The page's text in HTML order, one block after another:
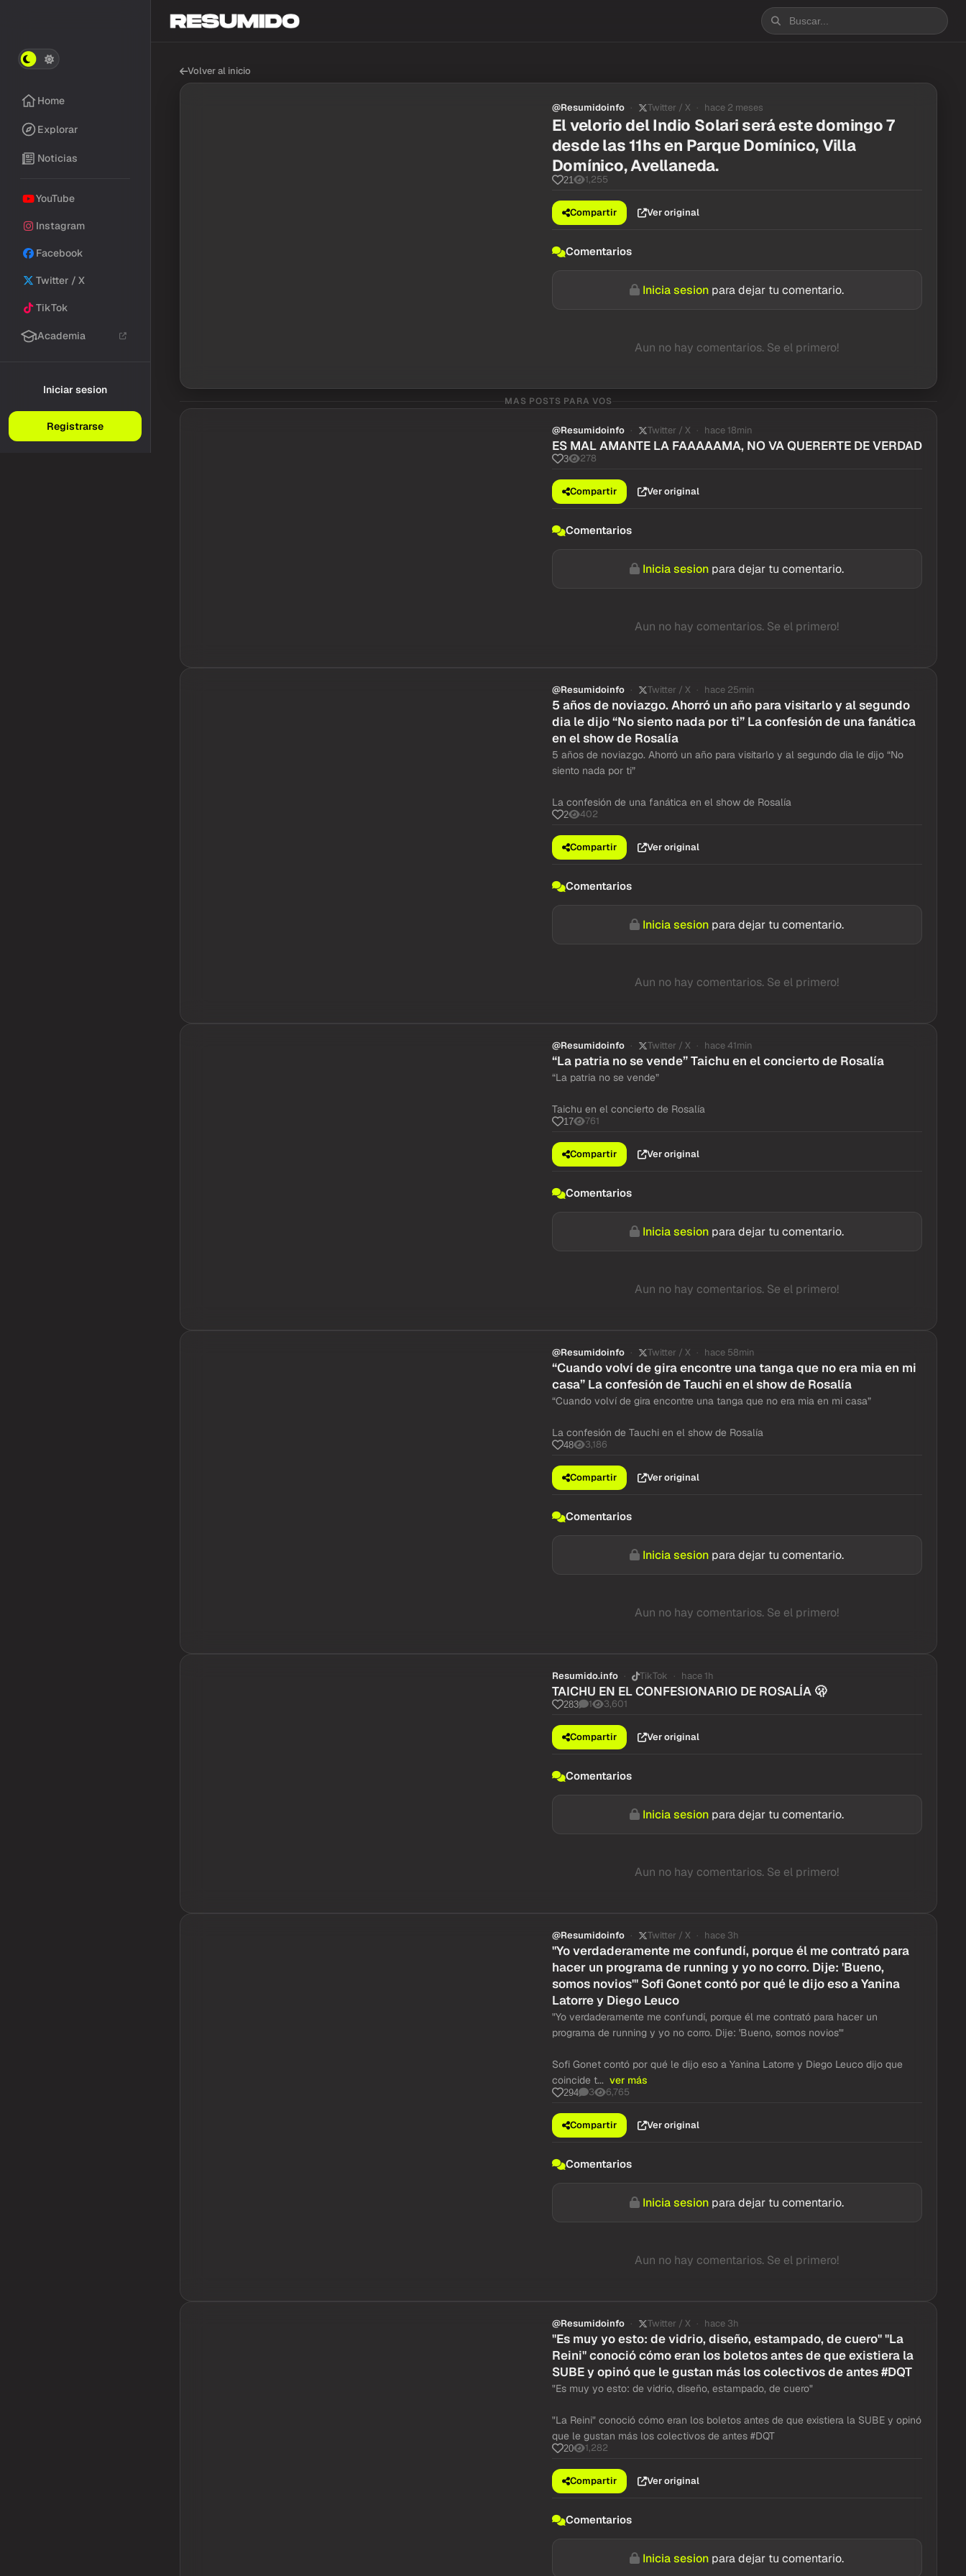
Home
Explorar
Noticias
YouTube
Instagram
Facebook
Twitter / X
TikTok
Academia
Iniciar sesion
Registrarse
Volver al inicio
@Resumidoinfo Twitter / X hace 2 meses
El velorio del Indio Solari será este domingo 7
desde las 11hs en Parque Domínico, Villa
Domínico, Avellaneda.
21 1,255
Compartir Ver original
Comentarios
Inicia sesion para dejar tu comentario.
Aun no hay comentarios. Se el primero!
MAS POSTS PARA VOS
@Resumidoinfo Twitter / X hace 18min
ES MAL AMANTE LA FAAAAAMA, NO VA QUERERTE DE VERDAD
3 278
Compartir Ver original
Comentarios
Inicia sesion para dejar tu comentario.
Aun no hay comentarios. Se el primero!
@Resumidoinfo Twitter / X hace 25min
5 años de noviazgo. Ahorró un año para visitarlo y al segundo
dia le dijo “No siento nada por ti” La confesión de una fanática
en el show de Rosalía
5 años de noviazgo. Ahorró un año para visitarlo y al segundo dia le dijo “No
siento nada por ti”
La confesión de una fanática en el show de Rosalía
2 402
Compartir Ver original
Comentarios
Inicia sesion para dejar tu comentario.
Aun no hay comentarios. Se el primero!
@Resumidoinfo Twitter / X hace 41min
“La patria no se vende” Taichu en el concierto de Rosalía
“La patria no se vende”
Taichu en el concierto de Rosalía
17 761
Compartir Ver original
Comentarios
Inicia sesion para dejar tu comentario.
Aun no hay comentarios. Se el primero!
@Resumidoinfo Twitter / X hace 58min
“Cuando volví de gira encontre una tanga que no era mia en mi
casa” La confesión de Tauchi en el show de Rosalía
“Cuando volví de gira encontre una tanga que no era mia en mi casa”
La confesión de Tauchi en el show de Rosalía
48 3,186
Compartir Ver original
Comentarios
Inicia sesion para dejar tu comentario.
Aun no hay comentarios. Se el primero!
Resumido.info TikTok hace 1h
TAICHU EN EL CONFESIONARIO DE ROSALÍA 🫢
283 1 3,601
Compartir Ver original
Comentarios
Inicia sesion para dejar tu comentario.
Aun no hay comentarios. Se el primero!
@Resumidoinfo Twitter / X hace 3h
"Yo verdaderamente me confundí, porque él me contrató para
hacer un programa de running y yo no corro. Dije: 'Bueno,
somos novios'" Sofi Gonet contó por qué le dijo eso a Yanina
Latorre y Diego Leuco
"Yo verdaderamente me confundí, porque él me contrató para hacer un
programa de running y yo no corro. Dije: 'Bueno, somos novios'"
Sofi Gonet contó por qué le dijo eso a Yanina Latorre y Diego Leuco dijo que
coincide t... ver más
294 3 6,765
Compartir Ver original
Comentarios
Inicia sesion para dejar tu comentario.
Aun no hay comentarios. Se el primero!
@Resumidoinfo Twitter / X hace 3h
"Es muy yo esto: de vidrio, diseño, estampado, de cuero" "La
Reini" conoció cómo eran los boletos antes de que existiera la
SUBE y opinó que le gustan más los colectivos de antes #DQT
"Es muy yo esto: de vidrio, diseño, estampado, de cuero"
"La Reini" conoció cómo eran los boletos antes de que existiera la SUBE y opinó
que le gustan más los colectivos de antes #DQT
20 1,282
Compartir Ver original
Comentarios
Inicia sesion para dejar tu comentario.